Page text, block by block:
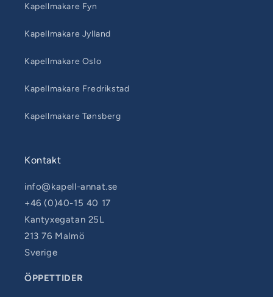
Kapellmakare Fyn
Kapellmakare Jylland
Kapellmakare Oslo
Kapellmakare Fredrikstad
Kapellmakare Tønsberg
Kontakt
info@kapell-annat.se
+46 (0)40-15 40 17
Kantyxegatan 25L
213 76 Malmö
Sverige
ÖPPETTIDER